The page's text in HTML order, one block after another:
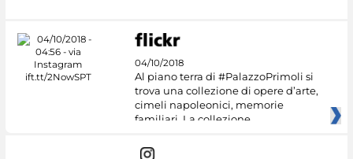
04/10/2018
Al piano terra di #PalazzoPrimoli si
trova una collezione di opere d’arte,
cimeli napoleonici, memorie
familiari. La collezione